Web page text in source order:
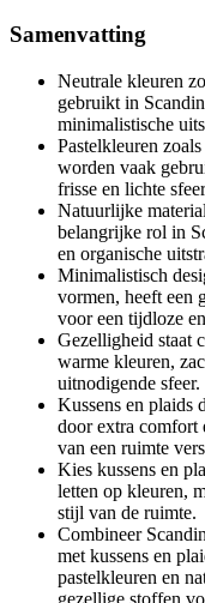
Samenvatting
Neutrale kleuren
gebruikt in
minimalistische
Pastelkleuren
worden vaak
frisse en lichte
Natuurlijke
belangrijke rol in
en organische
Minimalistisch
vormen, heeft een
voor een tijdloze
Gezelligheid staat
warme kleuren,
uitnodigende sfeer.
Kussens en plaids
door extra comfort
van een ruimte
Kies kussens en
letten op kleuren,
stijl van de ruimte.
Combineer
met kussens en
pastelkleuren en
gezellige stoffen